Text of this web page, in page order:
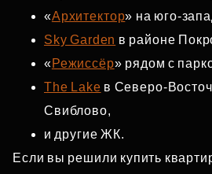
«Архитектор» на
Sky Garden в районе
«Режиссёр» рядом с
The Lake в
Свиблово,
и другие ЖК.
Если вы решили купить